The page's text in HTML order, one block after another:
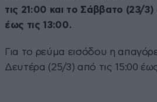
τις 21:00 και το Σάββατο (23/
έως τις 13:00.
Για το ρεύμα εισόδου η
Δευτέρα (25/3) από τις 15:00 έως